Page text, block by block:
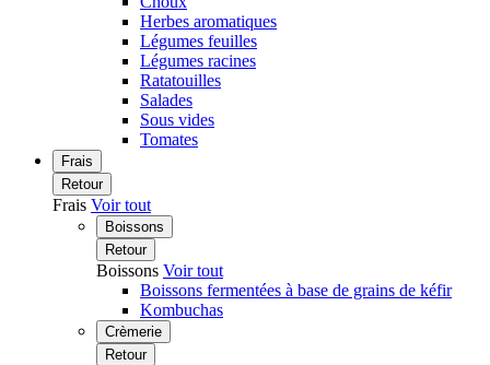
Herbes aromatiques
Légumes feuilles
Légumes racines
Ratatouilles
Salades
Sous vides
Tomates
Frais
Retour
Frais Voir tout
Boissons
Retour
Boissons Voir tout
Boissons fermentées à base de grains de kéfir
Kombuchas
Crèmerie
Retour